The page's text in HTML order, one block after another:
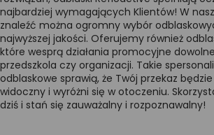
najbardziej wymagających Klientów! W
znaleźć można ogromny wybór
najwyższej jakości. Oferujemy również
które wesprą działania promocyjne
przedszkola czy organizacji. Takie
odblaskowe sprawią, że Twój przekaz
widoczny i wyróżni się w otoczeniu.
dziś i stań się zauważalny i rozpoznawalny!